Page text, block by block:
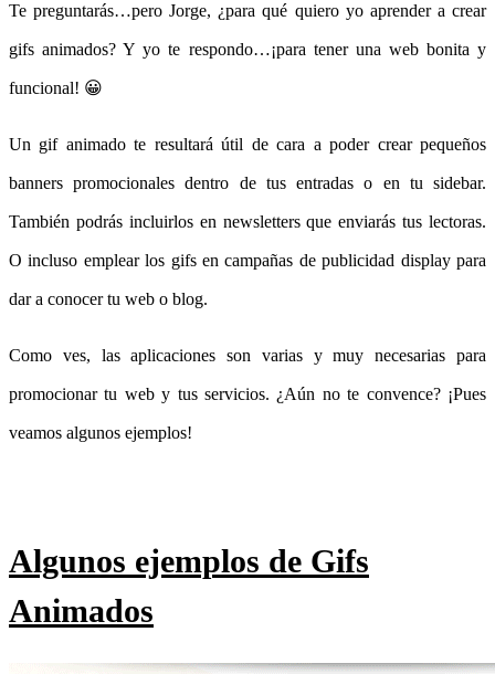
Te preguntarás…pero Jorge, ¿para qué quiero yo aprender a crear
gifs animados? Y yo te respondo…¡para tener una web bonita y
funcional! 😀
Un gif animado te resultará útil de cara a poder crear pequeños
banners promocionales dentro de tus entradas o en tu sidebar.
También podrás incluirlos en newsletters que enviarás tus lectoras.
O incluso emplear los gifs en campañas de publicidad display para
dar a conocer tu web o blog.
Como ves, las aplicaciones son varias y muy necesarias para
promocionar tu web y tus servicios. ¿Aún no te convence? ¡Pues
veamos algunos ejemplos!
Algunos ejemplos de Gifs
Animados